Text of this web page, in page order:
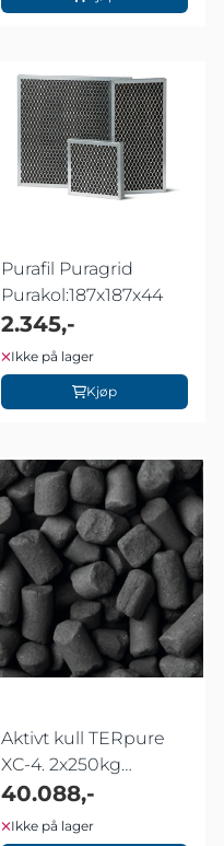
Purafil Puragrid
Purakol:187x187x44
2.345,-
Ikke på lager
Kjøp
Aktivt kull TERpure
XC-4. 2x250kg
slingbag
40.088,-
Ikke på lager